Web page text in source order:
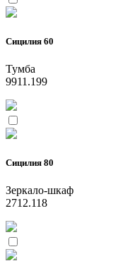
Сицилия 60
Тумба
9911.199
Сицилия 80
Зеркало-шкаф
2712.118